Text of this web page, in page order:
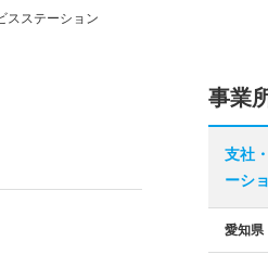
スステーション
事業
支社
ーシ
愛知県